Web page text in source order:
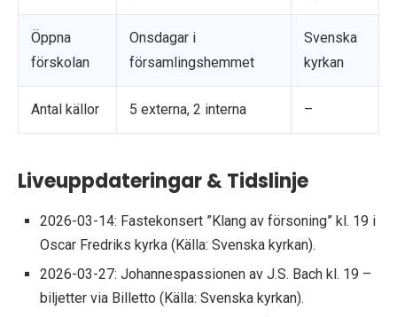
Öppna
förskolan
Onsdagar i
församlingshemmet
Svenska
kyrkan
Antal källor 5 externa, 2 interna –
Liveuppdateringar & Tidslinje
2026-03-14: Fastekonsert ”Klang av försoning” kl. 19 i
Oscar Fredriks kyrka (Källa: Svenska kyrkan).
2026-03-27: Johannespassionen av J.S. Bach kl. 19 –
biljetter via Billetto (Källa: Svenska kyrkan).